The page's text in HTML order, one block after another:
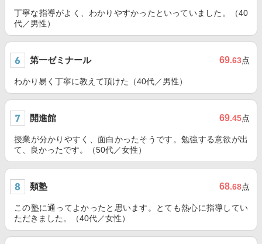
丁寧な指導がよく、わかりやすかったといっていました。（40
代／男性）
第一ゼミナール 69.63点
わかり易く丁寧に教えて頂けた（40代／男性）
開進館 69.45点
授業が分かりやすく、面白かったそうです。勉強する意欲が出
て、良かったです。（50代／女性）
類塾 68.68点
この塾に通ってよかったと思います。とても熱心に指導してい
ただきました。（40代／女性）